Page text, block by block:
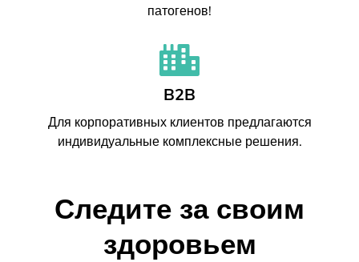
патогенов!
B2B
Для корпоративных клиентов предлагаются
индивидуальные комплексные решения.
Следите за своим
здоровьем